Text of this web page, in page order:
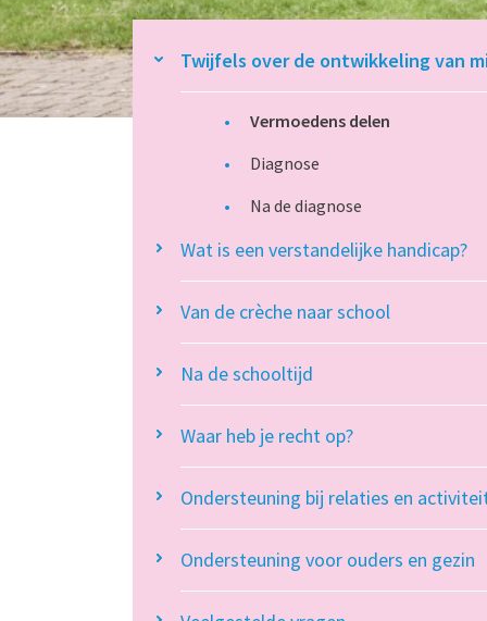
Twijfels over de ontwikkeling van
Vermoedens delen
Diagnose
Na de diagnose
Wat is een verstandelijke handicap?
Van de crèche naar school
Na de schooltijd
Waar heb je recht op?
Ondersteuning bij relaties en
Ondersteuning voor ouders en gezin